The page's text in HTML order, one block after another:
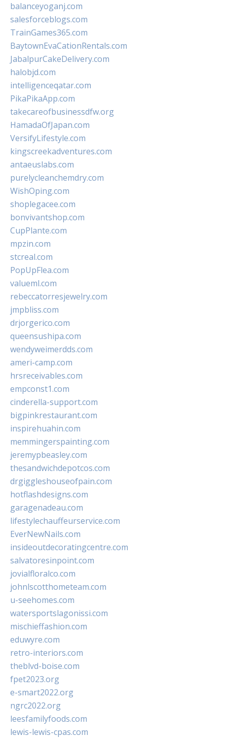
balanceyoganj.com
salesforceblogs.com
TrainGames365.com
BaytownEvaCationRentals.com
JabalpurCakeDelivery.com
halobjd.com
intelligenceqatar.com
PikaPikaApp.com
takecareofbusinessdfw.org
HamadaOfJapan.com
VersifyLifestyle.com
kingscreekadventures.com
antaeuslabs.com
purelycleanchemdry.com
WishOping.com
shoplegacee.com
bonvivantshop.com
CupPlante.com
mpzin.com
stcreal.com
PopUpFlea.com
valueml.com
rebeccatorresjewelry.com
jmpbliss.com
drjorgerico.com
queensushipa.com
wendyweimerdds.com
ameri-camp.com
hrsreceivables.com
empconst1.com
cinderella-support.com
bigpinkrestaurant.com
inspirehuahin.com
memmingerspainting.com
jeremypbeasley.com
thesandwichdepotcos.com
drgiggleshouseofpain.com
hotflashdesigns.com
garagenadeau.com
lifestylechauffeurservice.com
EverNewNails.com
insideoutdecoratingcentre.com
salvatoresinpoint.com
jovialfloralco.com
johnlscotthometeam.com
u-seehomes.com
watersportslagonissi.com
mischieffashion.com
eduwyre.com
retro-interiors.com
theblvd-boise.com
fpet2023.org
e-smart2022.org
ngrc2022.org
leesfamilyfoods.com
lewis-lewis-cpas.com